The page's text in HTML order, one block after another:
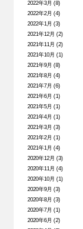
2022年3月 (8)
2022年2月 (4)
2022年1月 (3)
2021年12月 (2)
2021年11月 (2)
2021年10月 (1)
2021年9月 (8)
2021年8月 (4)
2021年7月 (6)
2021年6月 (1)
2021年5月 (1)
2021年4月 (1)
2021年3月 (3)
2021年2月 (1)
2021年1月 (4)
2020年12月 (3)
2020年11月 (4)
2020年10月 (1)
2020年9月 (3)
2020年8月 (3)
2020年7月 (1)
2020年6月 (2)